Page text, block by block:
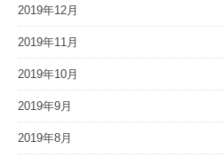
2019年12月
2019年11月
2019年10月
2019年9月
2019年8月